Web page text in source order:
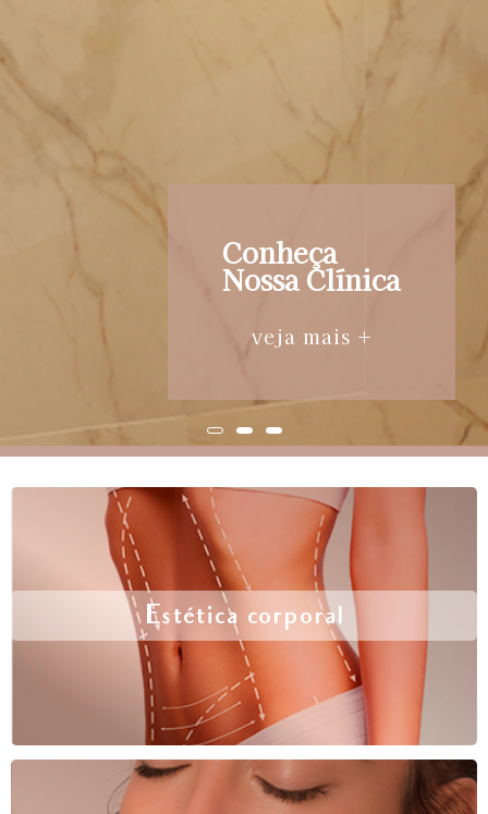
Conheça
Nossa Clínica
veja mais +
Estética corporal